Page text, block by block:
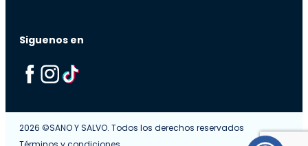
Siguenos en
2026 ©SANO Y SALVO. Todos los derechos reservados